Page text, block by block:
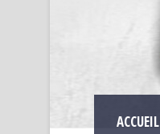
ACCUEIL